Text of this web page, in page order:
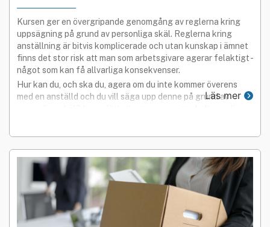
Kursen ger en övergripande genomgång av reglerna kring
uppsägning på grund av personliga skäl. Reglerna kring
anställning är bitvis komplicerade och utan kunskap i ämnet
finns det stor risk att man som arbetsgivare agerar felaktigt -
något som kan få allvarliga konsekvenser.
Hur kan du, och ska du, agera om du inte kommer överens
med en anställd och du vill säga upp denne på grund av
Läs mer